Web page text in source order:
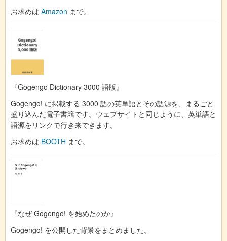
お求めは Amazon まで。
『Gogengo Dictionary 3000 語版』
Gogengo! に掲載する 3000 語の英単語とその語源を、まるごと
盛り込んだ電子書籍です。ウェブサイトと同じように、英単語と
語源をリンクで行き来できます。
お求めは BOOTH まで。
『なぜ Gogengo! を始めたのか』
Gogengo! を公開した背景をまとめました。